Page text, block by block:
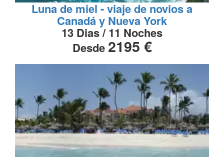
Luna de miel - viaje de novios a
Canadá y Nueva York
13 Dias / 11 Noches
Desde 2195 €